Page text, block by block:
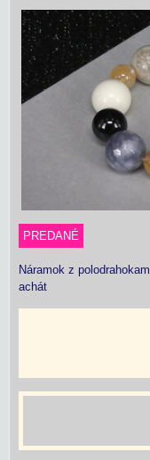
PREDANÉ
Náramok z
achát